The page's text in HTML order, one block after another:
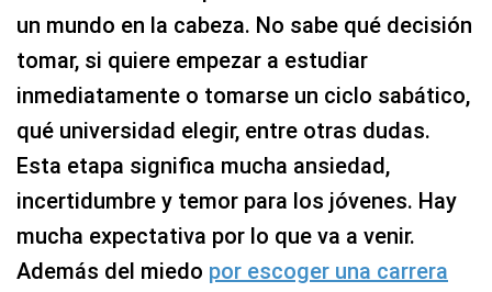
un mundo en la cabeza. No sabe qué decisión
tomar, si quiere empezar a estudiar
inmediatamente o tomarse un ciclo sabático,
qué universidad elegir, entre otras dudas.
Esta etapa significa mucha ansiedad,
incertidumbre y temor para los jóvenes. Hay
mucha expectativa por lo que va a venir.
Además del miedo por escoger una carrera